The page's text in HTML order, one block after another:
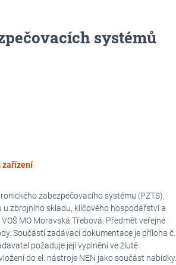
systémů
zařízení
zabezpečovacího systému (PZTS),
zbrojního skladu, klíčového hospodářství a
MO Moravská Třebová. Předmět veřejné
Součástí zadávací dokumentace je příloha č.
požaduje její vyplnění ve žlutě
do el. nástroje NEN jako součást nabídky.